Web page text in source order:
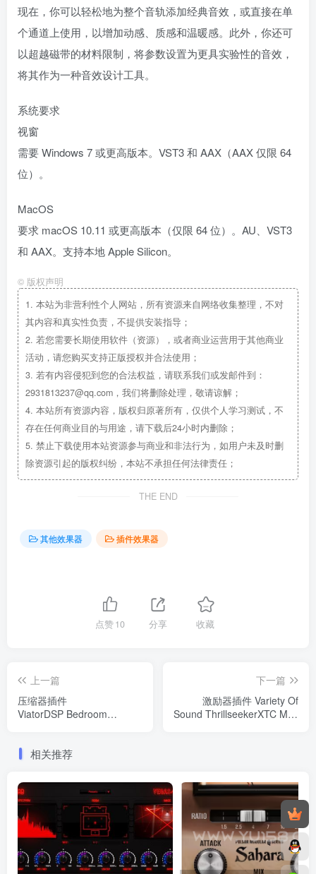
现在，你可以轻松地为整个音轨添加经典音效，或直接在单
个通道上使用，以增加动感、质感和温暖感。此外，你还可
以超越磁带的材料限制，将参数设置为更具实验性的音效，
将其作为一种音效设计工具。
系统要求
视窗
需要 Windows 7 或更高版本。VST3 和 AAX（AAX 仅限 64
位）。
MacOS
要求 macOS 10.11 或更高版本（仅限 64 位）。AU、VST3
和 AAX。支持本地 Apple Silicon。
© 版权声明
1. 本站为非营利性个人网站，所有资源来自网络收集整理，不对
其内容和真实性负责，不提供安装指导；
2. 若您需要长期使用软件（资源），或者商业运营用于其他商业
活动，请您购买支持正版授权并合法使用；
3. 若有内容侵犯到您的合法权益，请联系我们或发邮件到：
2931813237@qq.com，我们将删除处理，敬请谅解；
4. 本站所有资源内容，版权归原著所有，仅供个人学习测试，不
存在任何商业目的与用途，请下载后24小时内删除；
5. 禁止下载使用本站资源参与商业和非法行为，如用户未及时删
除资源引起的版权纠纷，本站不承担任何法律责任；
THE END
其他效果器 插件效果器
点赞10 分享 收藏
上一篇
压缩器插件
ViatorDSP Bedroom
下一篇
激励器插件 Variety Of
Sound ThrillseekerXTC MKIII
相关推荐